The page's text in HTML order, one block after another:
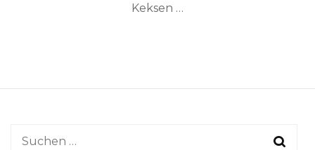
Keksen …
Suchen